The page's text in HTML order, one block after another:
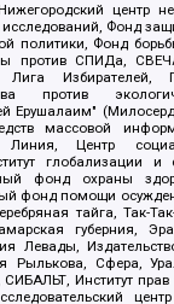
центр
исследований, Фонд
политики, Фонд
против СПИДа,
Лига Избирателей,
против
Ерушалаим"
массовой
Центр
глобализации
фонд охраны
фонд помощи
тайга, Так-
губерния,
Левады,
Рылькова, Сфера,
Институт